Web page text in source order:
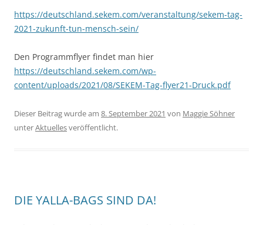
https://deutschland.sekem.com/veranstaltung/sekem-tag-
2021-zukunft-tun-mensch-sein/
Den Programmflyer findet man hier
https://deutschland.sekem.com/wp-
content/uploads/2021/08/SEKEM-Tag-flyer21-Druck.pdf
Dieser Beitrag wurde am 8. September 2021 von Maggie Söhner
unterAktuellesveröffentlicht.
DIE YALLA-BAGS SIND DA!